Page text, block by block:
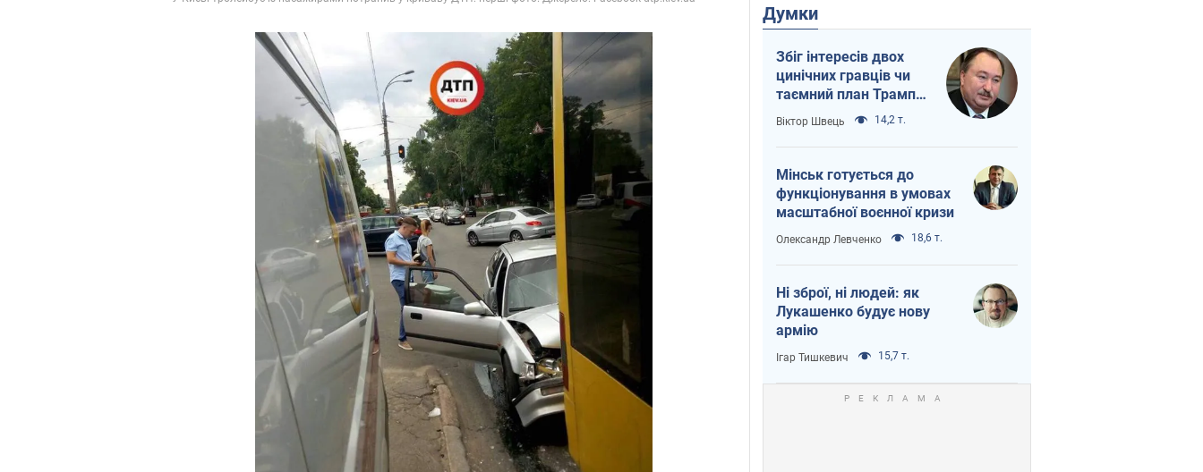
Думки
Збіг інтересів двох
цинічних гравців чи
таємний план Трампа
і Путіна?
Віктор Швець 14,2 т.
Мінськ готується до
функціонування в умовах
масштабної воєнної кризи
Олександр Левченко 18,6 т.
Ні зброї, ні людей: як
Лукашенко будує нову
армію
Ігар Тишкевич 15,7 т.